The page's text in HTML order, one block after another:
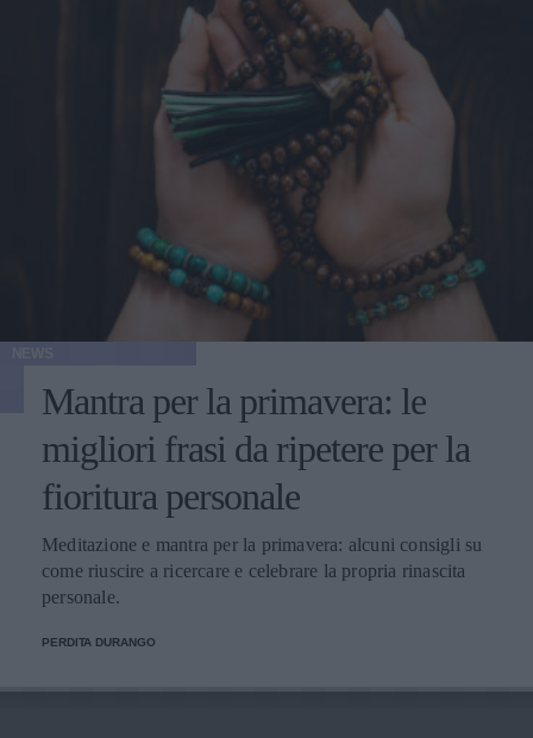
Mantra per la primavera: le
migliori frasi da ripetere per la
fioritura personale
Meditazione e mantra per la primavera: alcuni consigli su
come riuscire a ricercare e celebrare la propria rinascita
personale.
PERDITA DURANGO